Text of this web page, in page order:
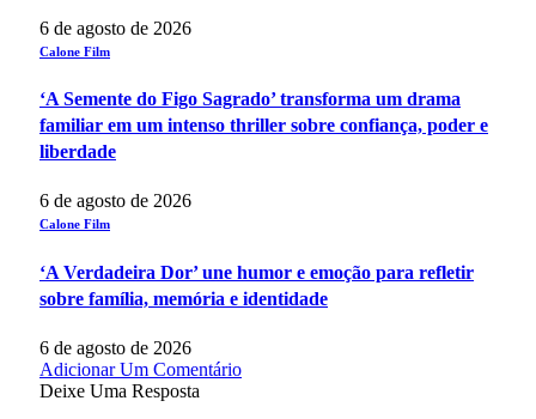
6 de agosto de 2026
Calone Film
‘A Semente do Figo Sagrado’ transforma um drama
familiar em um intenso thriller sobre confiança, poder e
liberdade
6 de agosto de 2026
Calone Film
‘A Verdadeira Dor’ une humor e emoção para refletir
sobre família, memória e identidade
6 de agosto de 2026
Adicionar Um Comentário
Deixe Uma Resposta